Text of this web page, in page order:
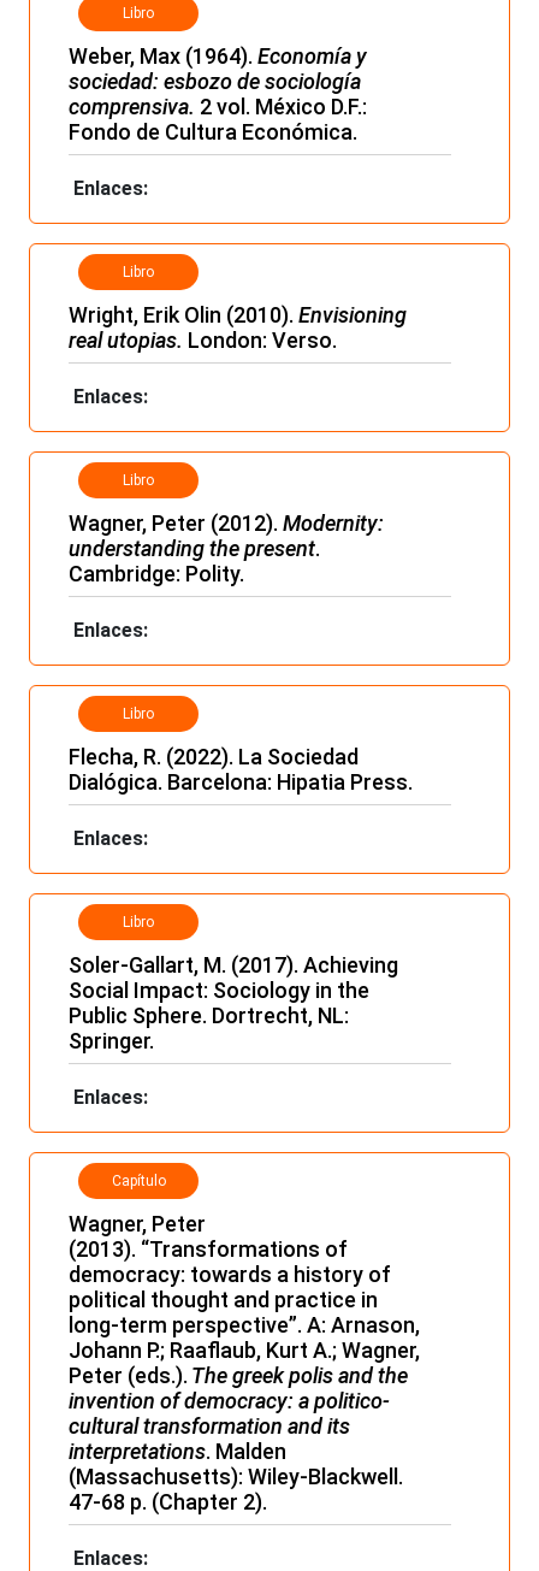
Libro
Weber, Max (1964). Economía y
sociedad: esbozo de sociología
comprensiva. 2 vol. México D.F.:
Fondo de Cultura Económica.
Enlaces:
Libro
Wright, Erik Olin (2010). Envisioning
real utopias. London: Verso.
Enlaces:
Libro
Wagner, Peter (2012). Modernity:
understanding the present.
Cambridge: Polity.
Enlaces:
Libro
Flecha, R. (2022). La Sociedad
Dialógica. Barcelona: Hipatia Press.
Enlaces:
Libro
Soler-Gallart, M. (2017). Achieving
Social Impact: Sociology in the
Public Sphere. Dortrecht, NL:
Springer.
Enlaces:
Capítulo
Wagner, Peter
(2013). “Transformations of
democracy: towards a history of
political thought and practice in
long-term perspective”. A: Arnason,
Johann P.; Raaflaub, Kurt A.; Wagner,
Peter (eds.). The greek polis and the
invention of democracy: a politico-
cultural transformation and its
interpretations. Malden
(Massachusetts): Wiley-Blackwell.
47-68 p. (Chapter 2).
Enlaces: